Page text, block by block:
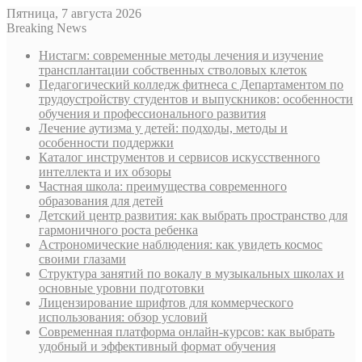
Пятница, 7 августа 2026
Breaking News
Нистагм: современные методы лечения и изучение
трансплантации собственных стволовых клеток
Педагогический колледж фитнеса с Департаментом по
трудоустройству студентов и выпускников: особенности
обучения и профессионального развития
Лечение аутизма у детей: подходы, методы и
особенности поддержки
Каталог инструментов и сервисов искусственного
интеллекта и их обзоры
Частная школа: преимущества современного
образования для детей
Детский центр развития: как выбрать пространство для
гармоничного роста ребенка
Астрономические наблюдения: как увидеть космос
своими глазами
Структура занятий по вокалу в музыкальных школах и
основные уровни подготовки
Лицензирование шрифтов для коммерческого
использования: обзор условий
Современная платформа онлайн-курсов: как выбрать
удобный и эффективный формат обучения